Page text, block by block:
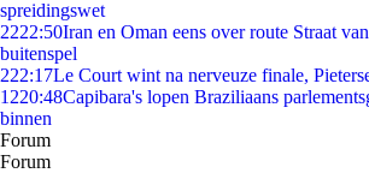
spreidingswet
2222:50Iran en Oman eens over route Straat
buitenspel
222:17Le Court wint na nerveuze finale,
1220:48Capibara's lopen Braziliaans
binnen
Forum
Forum